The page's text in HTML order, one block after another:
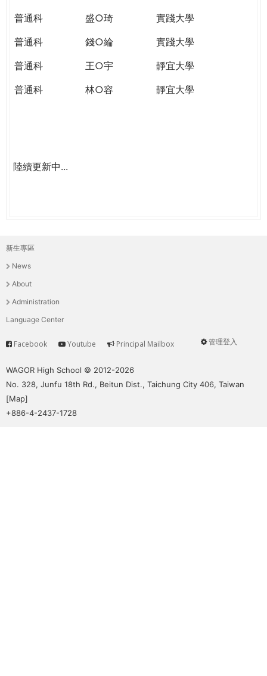
普通科
盛○琦
實踐大學
普通科
錢○綸
實踐大學
普通科
王○宇
靜宜大學
普通科
林○容 靜宜大學
陸續更新中...
主
選
單
新生專區
News
About
Administration
Language Center
User
管理登入
Service
Facebook Youtube Principal Mailbox
WAGOR High School © 2012-2026
No. 328, Junfu 18th Rd., Beitun Dist., Taichung City 406, Taiwan
[Map]
+886-4-2437-1728